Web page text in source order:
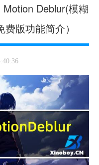
Deblur(模糊
版功能简介）